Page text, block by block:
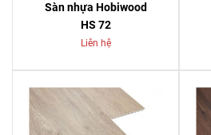
Sàn nhựa Hobiwood
HS 72
Liên hệ